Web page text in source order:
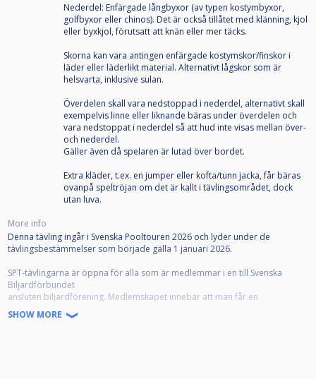
Nederdel: Enfärgade långbyxor (av typen kostymbyxor,
golfbyxor eller chinos). Det är också tillåtet med klänning, kjol
eller byxkjol, förutsatt att knän eller mer täcks.
Skorna kan vara antingen enfärgade kostymskor/finskor i
läder eller läderlikt material. Alternativt lågskor som är
helsvarta, inklusive sulan.
Överdelen skall vara nedstoppad i nederdel, alternativt skall
exempelvis linne eller liknande bäras under överdelen och
vara nedstoppat i nederdel så att hud inte visas mellan över-
och nederdel.
Gäller även då spelaren är lutad över bordet.
Extra kläder, t.ex. en jumper eller kofta/tunn jacka, får bäras
ovanpå speltröjan om det är kallt i tävlingsområdet, dock
utan luva.
More info
Denna tävling ingår i Svenska Pooltouren 2026 och lyder under de
tävlingsbestämmelser som började gälla 1 januari 2026.
SPT-tävlingarna är öppna för alla som är medlemmar i en till Svenska
Biljardförbundet
ansluten biljardförening. Medlemskapet innebär att man får en
tävlingslicens, och att klubben registrerar spelaren som "Spelare" på
IdrottOnline.
SHOW MORE